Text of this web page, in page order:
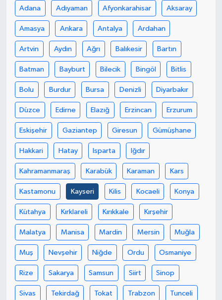
Adana Adıyaman Afyonkarahisar Aksaray
Amasya Ankara Antalya Ardahan
Artvin Aydın Ağrı Balıkesir Bartın
Batman Bayburt Bilecik Bingöl Bitlis
Bolu Burdur Bursa Denizli Diyarbakır
Düzce Edirne Elazığ Erzincan Erzurum
Eskişehir Gaziantep Giresun Gümüşhane
Hakkari Hatay Isparta Iğdır
Kahramanmaraş Karabük Karaman Kars
Kastamonu Kayseri Kilis Kocaeli Konya
Kütahya Kırklareli Kırıkkale Kırşehir
Malatya Manisa Mardin Mersin Muğla
Muş Nevşehir Niğde Ordu Osmaniye
Rize Sakarya Samsun Siirt Sinop
Sivas Tekirdağ Tokat Trabzon Tunceli